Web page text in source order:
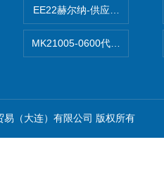
EE22赫尔纳-供应
MK21005-0600代理德国MK
（大连）有限公司 版权所有